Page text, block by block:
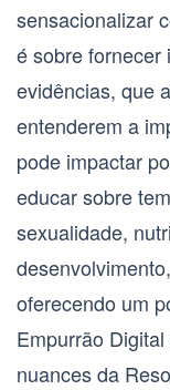
sensacionalizar
é sobre fornecer
evidências, que
entenderem a
pode impactar
educar sobre
sexualidade,
oferecendo um
Empurrão
nuances da